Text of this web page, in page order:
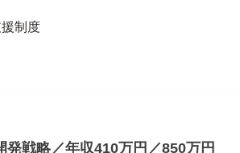
制度
発戦略／年収410万円／850万円